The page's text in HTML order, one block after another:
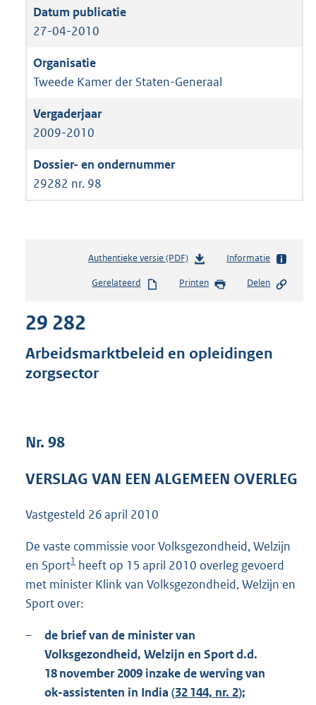
27-04-2010
Tweede Kamer der Staten-Generaal
2009-2010
29282 nr. 98
Authentieke versie (PDF)b
s
s
:
b
Informatie
Gerelateerd Printen Delen
29 282
Arbeidsmarktbeleid en opleidingen
zorgsector
Nr. 98
VERSLAG VAN EEN ALGEMEEN OVERLEG
Vastgesteld 26 april 2010
De vaste commissie voor Volksgezondheid, Welzijn
en Sport1 heeft op 15 april 2010 overleg gevoerd
met minister Klink van Volksgezondheid, Welzijn en
Sport over:
–
de brief van de minister van
Volksgezondheid, Welzijn en Sport d.d.
18 november 2009 inzake de werving van
ok-assistenten in India (32 144, nr. 2);